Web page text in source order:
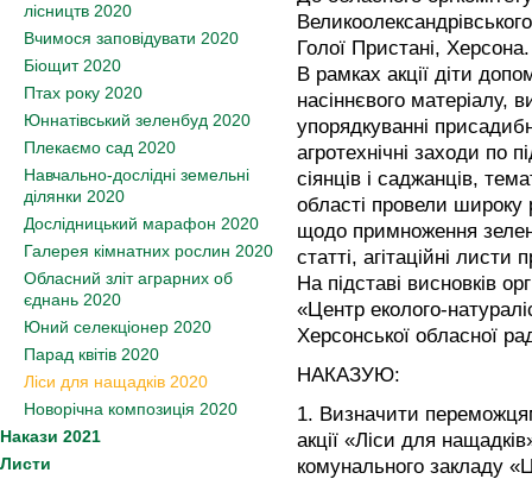
лісництв 2020
Вчимося заповідувати 2020
Біощит 2020
Птах року 2020
Юннатівський зеленбуд 2020
Плекаємо сад 2020
Навчально-дослідні земельні
ділянки 2020
Дослідницький марафон 2020
Галерея кімнатних рослин 2020
Обласний зліт аграрних об
єднань 2020
Юний селекціонер 2020
Парад квітів 2020
Ліси для нащадків 2020
Новорічна композиція 2020
Накази 2021
Листи
Голої Пристані, Херсона.
В рамках акції діти
насіннєвого матеріалу,
упорядкуванні
агротехнічні заходи по
сіянців і саджанців,
області провели
щодо примноження
статті, агітаційні листи
На підставі висновків
«Центр еколого-
Херсонської обласної
НАКАЗУЮ:
1. Визначити
акції «Ліси для
комунального закладу